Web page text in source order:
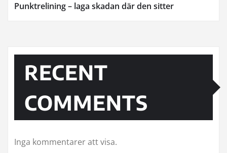
Punktrelining – laga skadan där den sitter
RECENT
COMMENTS
Inga kommentarer att visa.